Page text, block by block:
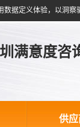
数据定义体验，以洞察
满意度咨
供